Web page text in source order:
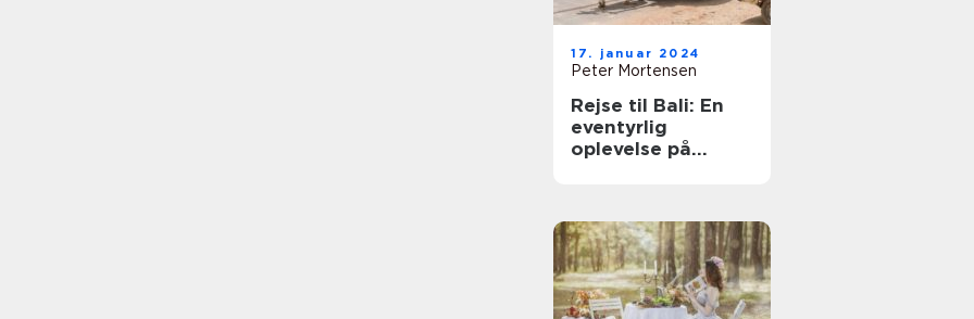
17. januar 2024
Peter Mortensen
Rejse til Bali: En
eventyrlig
oplevelse på